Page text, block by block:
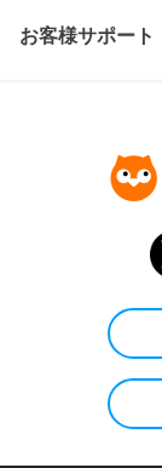
お客様サポート